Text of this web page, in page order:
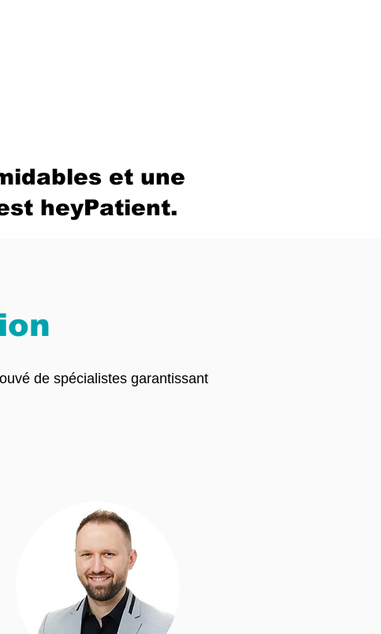
et une
heyPatient.
de spécialistes garantissant